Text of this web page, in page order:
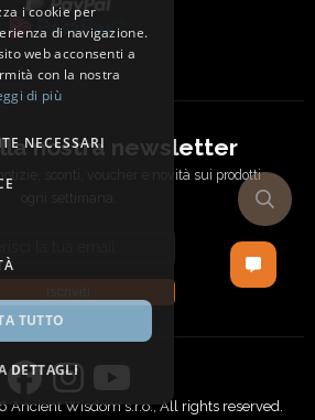
nostra newsletter
sconti, voucher e novità sui prodotti
Wisdom s.r.o., All rights reserved.
i cookie per
di navigazione.
web acconsenti a
con la nostra
di più
NECESSARI
TUTTO
DETTAGLI